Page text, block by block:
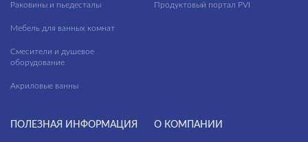
Раковины и пьедесталы
Мебель для ванных комнат
Смесители и душевое
оборудование
Акриловые ванны
Продуктовый портал PVI
ПОЛЕЗНАЯ ИНФОРМАЦИЯ О КОМПАНИИ